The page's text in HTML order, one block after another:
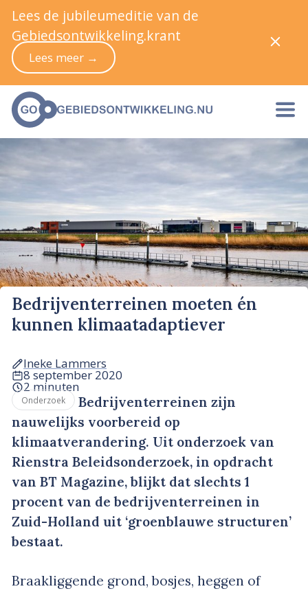
Bedrijventerreinen moeten én
kunnen klimaatadaptiever
Ineke Lammers
8 september 2020
2 minuten
Onderzoek
Bedrijventerreinen zijn
nauwelijks voorbereid op
klimaatverandering. Uit onderzoek van
Rienstra Beleidsonderzoek, in opdracht
van BT Magazine, blijkt dat slechts 1
procent van de bedrijventerreinen in
Zuid-Holland uit ‘groenblauwe structuren’
bestaat.
Braakliggende grond, bosjes, heggen of
Lees de jubileumeditie van de
Gebiedsontwikkeling.krant
Lees meer →